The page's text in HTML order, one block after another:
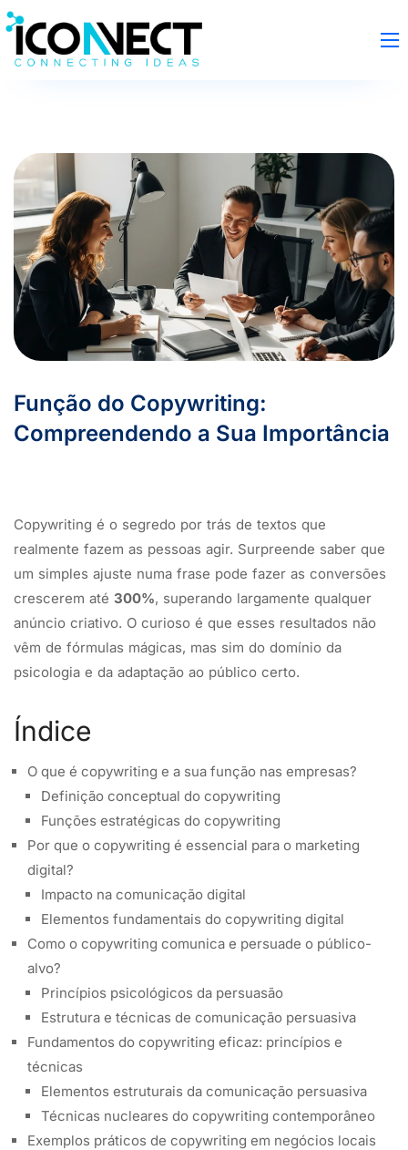
Função do Copywriting:
Compreendendo a Sua Importância
Copywriting é o segredo por trás de textos que
realmente fazem as pessoas agir. Surpreende saber que
um simples ajuste numa frase pode fazer as conversões
crescerem até 300%, superando largamente qualquer
anúncio criativo. O curioso é que esses resultados não
vêm de fórmulas mágicas, mas sim do domínio da
psicologia e da adaptação ao público certo.
Índice
O que é copywriting e a sua função nas empresas?
Definição conceptual do copywriting
Funções estratégicas do copywriting
Por que o copywriting é essencial para o marketing
digital?
Impacto na comunicação digital
Elementos fundamentais do copywriting digital
Como o copywriting comunica e persuade o público-
alvo?
Princípios psicológicos da persuasão
Estrutura e técnicas de comunicação persuasiva
Fundamentos do copywriting eficaz: princípios e
técnicas
Elementos estruturais da comunicação persuasiva
Técnicas nucleares do copywriting contemporâneo
Exemplos práticos de copywriting em negócios locais